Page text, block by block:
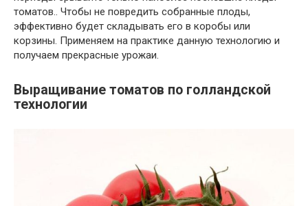
томатов.. Чтобы не повредить собранные плоды,
эффективно будет складывать его в коробы или
корзины. Применяем на практике данную технологию и
получаем прекрасные урожаи.
Выращивание томатов по голландской
технологии